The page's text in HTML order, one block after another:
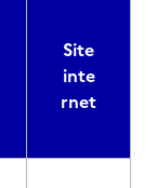
Site
inte
rnet